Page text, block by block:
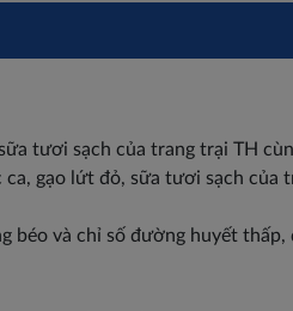
tươi sạch của trang trại TH
gạo lứt đỏ, sữa tươi sạch
và chỉ số đường huyết